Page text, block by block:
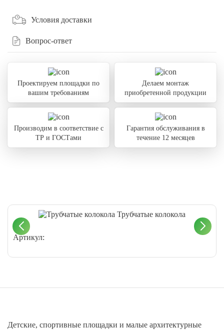
Условия доставки
Вопрос-ответ
Проектируем площадки по
вашим требованиям
Делаем монтаж
приобретенной продукции
Производим в соответствие с
ТР и ГОСТами
Гарантия обслуживания в
течение 12 месяцев
Трубчатые колокола
Артикул:
Детские, спортивные площадки и малые архитектурные